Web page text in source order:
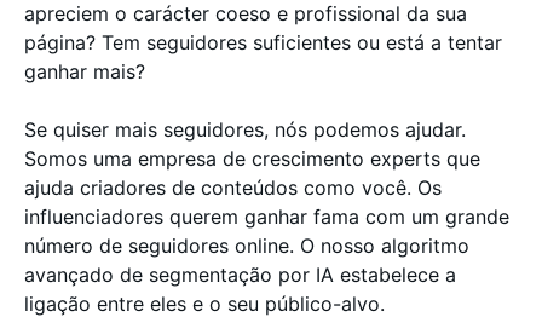
apreciem o carácter coeso e profissional da sua
página? Tem seguidores suficientes ou está a tentar
ganhar mais?
Se quiser mais seguidores, nós podemos ajudar.
Somos uma empresa de crescimento experts que
ajuda criadores de conteúdos como você. Os
influenciadores querem ganhar fama com um grande
número de seguidores online. O nosso algoritmo
avançado de segmentação por IA estabelece a
ligação entre eles e o seu público-alvo.